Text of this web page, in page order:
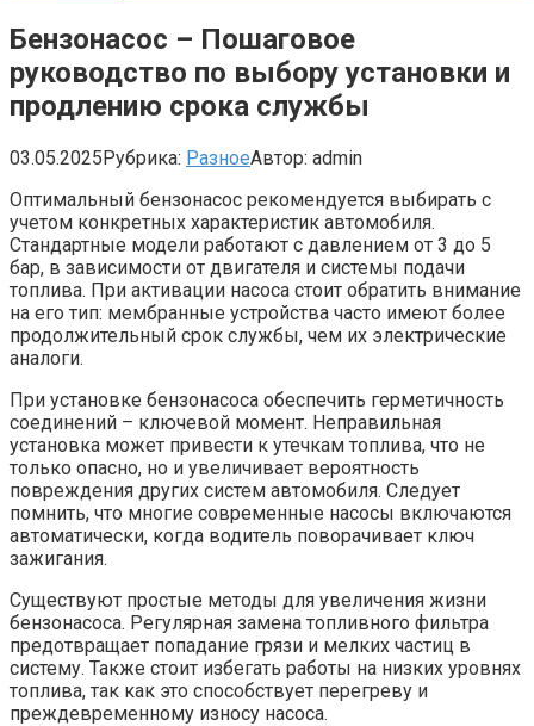
Бензонасос – Пошаговое
руководство по выбору установки и
продлению срока службы
03.05.2025Рубрика: РазноеАвтор: admin
Оптимальный бензонасос рекомендуется выбирать с
учетом конкретных характеристик автомобиля.
Стандартные модели работают с давлением от 3 до 5
бар, в зависимости от двигателя и системы подачи
топлива. При активации насоса стоит обратить внимание
на его тип: мембранные устройства часто имеют более
продолжительный срок службы, чем их электрические
аналоги.
При установке бензонасоса обеспечить герметичность
соединений – ключевой момент. Неправильная
установка может привести к утечкам топлива, что не
только опасно, но и увеличивает вероятность
повреждения других систем автомобиля. Следует
помнить, что многие современные насосы включаются
автоматически, когда водитель поворачивает ключ
зажигания.
Существуют простые методы для увеличения жизни
бензонасоса. Регулярная замена топливного фильтра
предотвращает попадание грязи и мелких частиц в
систему. Также стоит избегать работы на низких уровнях
топлива, так как это способствует перегреву и
преждевременному износу насоса.